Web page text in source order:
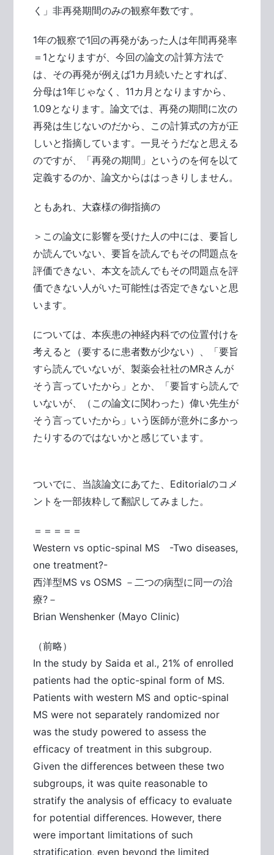
く」非再発期間のみの観察年数です。
1年の観察で1回の再発があった人は年間再発率
＝1となりますが、今回の論文の計算方法で
は、その再発が例えば1カ月続いたとすれば、
分母は1年じゃなく、11カ月となりますから、
1.09となります。論文では、再発の期間に次の
再発は生じないのだから、この計算式の方が正
しいと指摘しています。一見そうだなと思える
のですが、「再発の期間」というのを何を以て
定義するのか、論文からははっきりしません。
ともあれ、大森様の御指摘の
＞この論文に影響を受けた人の中には、要旨し
か読んでいない、要旨を読んでもその問題点を
評価できない、本文を読んでもその問題点を評
価できない人がいた可能性は否定できないと思
います。
については、本疾患の神経内科での位置付けを
考えると（要するに患者数が少ない）、「要旨
すら読んでいないが、製薬会社社のMRさんが
そう言っていたから」とか、「要旨すら読んで
いないが、（この論文に関わった）偉い先生が
そう言っていたから」いう医師が意外に多かっ
たりするのではないかと感じています。
ついでに、当該論文にあてた、Editorialのコメ
ントを一部抜粋して翻訳してみました。
＝＝＝＝＝
Western vs optic-spinal MS -Two diseases,
one treatment?-
西洋型MS vs OSMS －二つの病型に同一の治
療?－
Brian Wenshenker (Mayo Clinic)
（前略）
In the study by Saida et al., 21% of enrolled
patients had the optic-spinal form of MS.
Patients with western MS and optic-spinal
MS were not separately randomized nor
was the study powered to assess the
efficacy of treatment in this subgroup.
Given the differences between these two
subgroups, it was quite reasonable to
stratify the analysis of efficacy to evaluate
for potential differences. However, there
were important limitations of such
stratification, even beyond the limited